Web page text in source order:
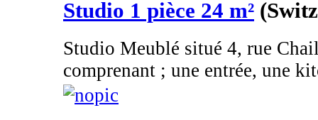
Studio 1 pièce 24 m²
Studio Meublé situé 4, rue
comprenant ; une entrée, une